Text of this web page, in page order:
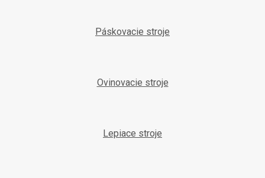
Páskovacie stroje
Ovinovacie stroje
Lepiace stroje